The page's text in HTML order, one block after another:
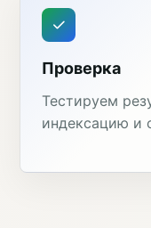
Проверка
Тестируем
индексацию и